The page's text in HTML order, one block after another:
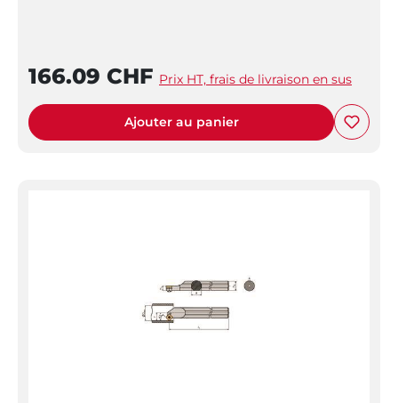
166.09 CHF Prix HT, frais de livraison en sus
Ajouter au panier